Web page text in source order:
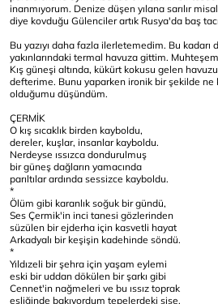
inanmıyorum. Denize düşen yılana sarılır
diye kovduğu Gülenciler artık Rusya'da baş
Bu yazıyı daha fazla ilerletemedim. Bu kadarı
yakınlarındaki termal havuza gittim. Muhteşem
Kış güneşi altında, kükürt kokusu gelen
defterime. Bunu yaparken ironik bir şekilde ne
olduğumu düşündüm.
ÇERMİK
O kış sıcaklık birden kayboldu,
dereler, kuşlar, insanlar kayboldu.
Nerdeyse ıssızca dondurulmuş
bir güneş dağların yamacında
parıltılar ardında sessizce kayboldu.
*
Ölüm gibi karanlık soğuk bir gündü,
Ses Çermik'in inci tanesi gözlerinden
süzülen bir ejderha için kasvetli hayat
Arkadyalı bir keşişin kadehinde söndü.
*
Yıldızeli bir şehra için yaşam eylemi
eski bir uddan dökülen bir şarkı gibi
Cennet'in nağmeleri ve bu ıssız toprak
eşliğinde bakıyordum tepelerdeki sise.